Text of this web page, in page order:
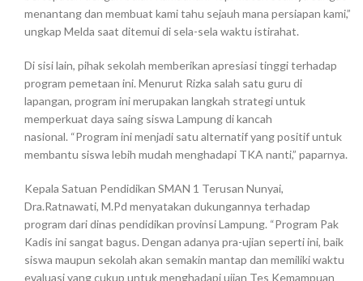
menantang dan membuat kami tahu sejauh mana persiapan kami,”
ungkap Melda saat ditemui di sela-sela waktu istirahat.
Di sisi lain, pihak sekolah memberikan apresiasi tinggi terhadap
program pemetaan ini. Menurut Rizka salah satu guru di
lapangan, program ini merupakan langkah strategi untuk
memperkuat daya saing siswa Lampung di kancah
nasional. “Program ini menjadi satu alternatif yang positif untuk
membantu siswa lebih mudah menghadapi TKA nanti,” paparnya.
Kepala Satuan Pendidikan SMAN 1 Terusan Nunyai,
Dra.Ratnawati, M.Pd menyatakan dukungannya terhadap
program dari dinas pendidikan provinsi Lampung. “Program Pak
Kadis ini sangat bagus. Dengan adanya pra-ujian seperti ini, baik
siswa maupun sekolah akan semakin mantap dan memiliki waktu
evaluasi yang cukup untuk menghadapi ujian Tes Kemampuan